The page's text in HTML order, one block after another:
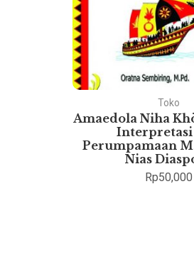
Toko
Amaedola Niha
Interpretasi
Perumpamaan
Nias
Rp50,000